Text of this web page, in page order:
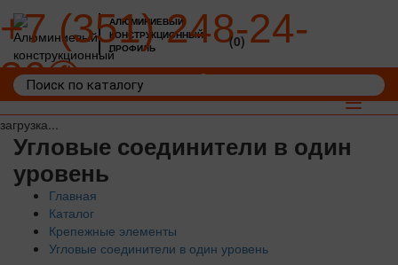
загрузка...
АЛЮМИНИЕВЫЙ
КОНСТРУКЦИОННЫЙ
ПРОФИЛЬ
+7 (351) 248-24-
36
(0)
Toggle
Угловые соединители в один
уровень
Главная
Каталог
Крепежные элементы
Угловые соединители в один уровень